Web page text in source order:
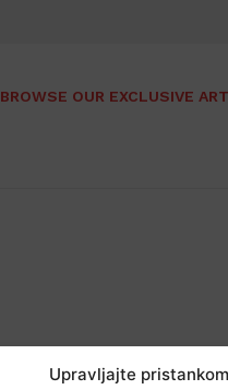
Upravljajte pristankom
BROWSE OUR EXCLUSIVE